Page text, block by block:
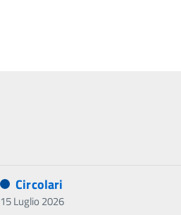
Circolari
15 Luglio 2026